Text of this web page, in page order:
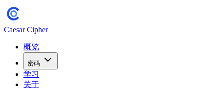
Caesar Cipher
概览
密码
学习
关于